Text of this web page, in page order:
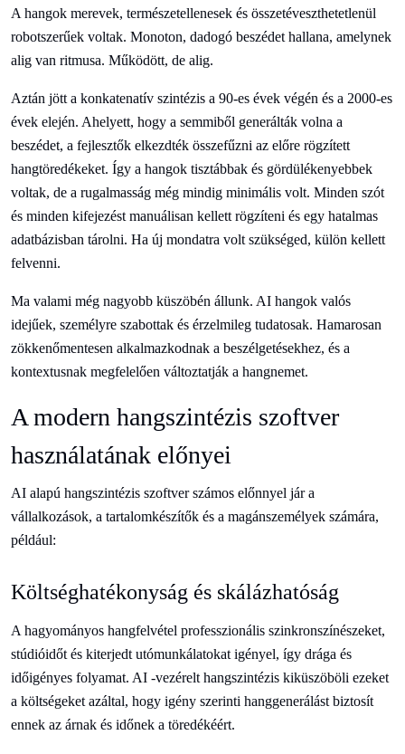
A hangok merevek, természetellenesek és összetéveszthetetlenül
robotszerűek voltak. Monoton, dadogó beszédet hallana, amelynek
alig van ritmusa. Működött, de alig.
Aztán jött a konkatenatív szintézis a 90-es évek végén és a 2000-es
évek elején. Ahelyett, hogy a semmiből generálták volna a
beszédet, a fejlesztők elkezdték összefűzni az előre rögzített
hangtöredékeket. Így a hangok tisztábbak és gördülékenyebbek
voltak, de a rugalmasság még mindig minimális volt. Minden szót
és minden kifejezést manuálisan kellett rögzíteni és egy hatalmas
adatbázisban tárolni. Ha új mondatra volt szükséged, külön kellett
felvenni.
Ma valami még nagyobb küszöbén állunk. AI hangok valós
idejűek, személyre szabottak és érzelmileg tudatosak. Hamarosan
zökkenőmentesen alkalmazkodnak a beszélgetésekhez, és a
kontextusnak megfelelően változtatják a hangnemet.
A modern hangszintézis szoftver
használatának előnyei
AI alapú hangszintézis szoftver számos előnnyel jár a
vállalkozások, a tartalomkészítők és a magánszemélyek számára,
például:
Költséghatékonyság és skálázhatóság
A hagyományos hangfelvétel professzionális szinkronszínészeket,
stúdióidőt és kiterjedt utómunkálatokat igényel, így drága és
időigényes folyamat. AI -vezérelt hangszintézis kiküszöböli ezeket
a költségeket azáltal, hogy igény szerinti hanggenerálást biztosít
ennek az árnak és időnek a töredékéért.